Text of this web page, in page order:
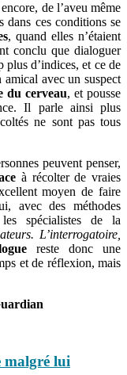
de l’aveu même
dans ces conditions se
, quand elles n’étaient
conclu que dialoguer
plus d’indices, et ce de
avec un suspect
du cerveau, et pousse
Il parle ainsi plus
ne sont pas tous
peuvent penser,
à récolter de vraies
moyen de faire
avec des méthodes
spécialistes de la
L’interrogatoire,
reste donc une
et de réflexion, mais
malgré lui